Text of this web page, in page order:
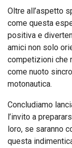
Oltre all’aspetto
come questa
positiva e
amici non solo
competizioni che
come nuoto
motonautica.
Concludiamo
l’invito a
loro, se saranno
questa